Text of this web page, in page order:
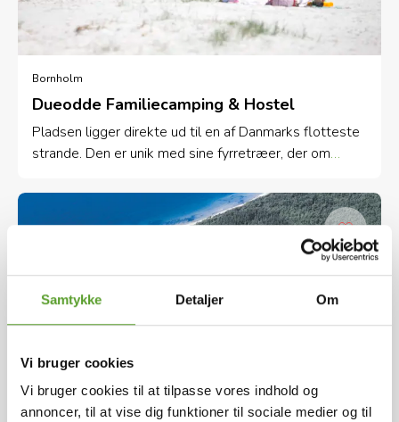
Samtykke Detaljer Om
Vi bruger cookies
Vi bruger cookies til at tilpasse vores indhold og
annoncer, til at vise dig funktioner til sociale medier og til
Bornholm
Dueodde Familiecamping & Hostel
Pladsen ligger direkte ud til en af Danmarks flotteste
strande. Den er unik med sine fyrretræer, der om